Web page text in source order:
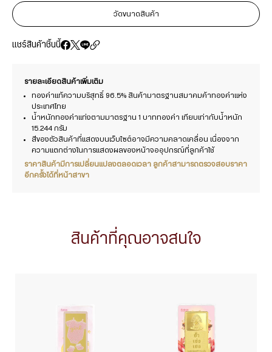
วัดขนาดสินค้า
แชร์สินค้าชิ้นนี้
รายละเอียดสินค้าเพิ่มเติม
ทองคำแท้ความบริสุทธิ์ 96.5% สินค้ามาตรฐานสมาคมค้าทองคำแห่ง
ประเทศไทย
น้ำหนักทองคำแท่งตามมาตรฐาน 1 บาททองคำ เทียบเท่ากับน้ำหนัก
15.244 กรัม
สีของตัวสินค้าที่แสดงบนเว็บไซต์อาจมีความคลาดเคลื่อน เนื่องจาก
ความแตกต่างในการแสดงผลของหน้าจออุปกรณ์ที่ลูกค้าใช้
ราคาสินค้ามีการเปลี่ยนแปลงตลอดเวลา ลูกค้าสามารถตรวจสอบราคา
อีกครั้งได้ที่หน้าสาขา
สินค้าที่คุณอาจสนใจ